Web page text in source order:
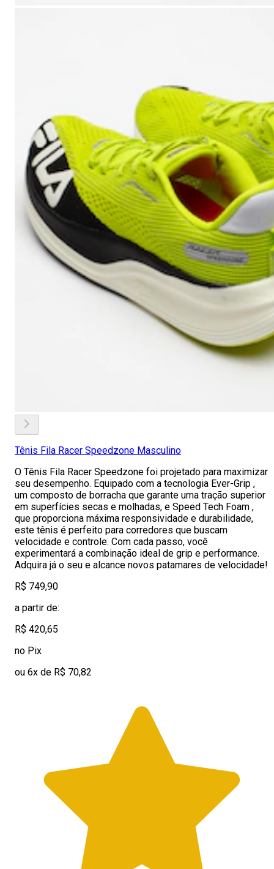
Tênis Fila Racer Speedzone Masculino
O Tênis Fila Racer Speedzone foi projetado para maximizar
seu desempenho. Equipado com a tecnologia Ever-Grip ,
um composto de borracha que garante uma tração superior
em superfícies secas e molhadas, e Speed Tech Foam ,
que proporciona máxima responsividade e durabilidade,
este tênis é perfeito para corredores que buscam
velocidade e controle. Com cada passo, você
experimentará a combinação ideal de grip e performance.
Adquira já o seu e alcance novos patamares de velocidade!
R$ 749,90
a partir de:
R$ 420,65
no Pix
ou 6x de R$ 70,82